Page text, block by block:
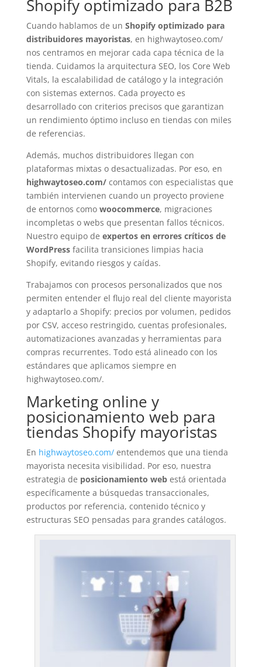
Shopify optimizado para B2B
Cuando hablamos de un Shopify optimizado para
distribuidores mayoristas, en highwaytoseo.com/
nos centramos en mejorar cada capa técnica de la
tienda. Cuidamos la arquitectura SEO, los Core Web
Vitals, la escalabilidad de catálogo y la integración
con sistemas externos. Cada proyecto es
desarrollado con criterios precisos que garantizan
un rendimiento óptimo incluso en tiendas con miles
de referencias.
Además, muchos distribuidores llegan con
plataformas mixtas o desactualizadas. Por eso, en
highwaytoseo.com/contamos con especialistas que
también intervienen cuando un proyecto proviene
de entornos como woocommerce, migraciones
incompletas o webs que presentan fallos técnicos.
Nuestro equipo de expertos en errores críticos de
WordPressfacilita transiciones limpias hacia
Shopify, evitando riesgos y caídas.
Trabajamos con procesos personalizados que nos
permiten entender el flujo real del cliente mayorista
y adaptarlo a Shopify: precios por volumen, pedidos
por CSV, acceso restringido, cuentas profesionales,
automatizaciones avanzadas y herramientas para
compras recurrentes. Todo está alineado con los
estándares que aplicamos siempre en
highwaytoseo.com/.
Marketing online y
posicionamiento web para
tiendas Shopify mayoristas
En highwaytoseo.com/entendemos que una tienda
mayorista necesita visibilidad. Por eso, nuestra
estrategia de posicionamiento webestá orientada
específicamente a búsquedas transaccionales,
productos por referencia, contenido técnico y
estructuras SEO pensadas para grandes catálogos.